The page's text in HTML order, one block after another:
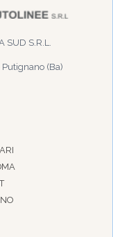
SUD S.R.L.
(Ba)